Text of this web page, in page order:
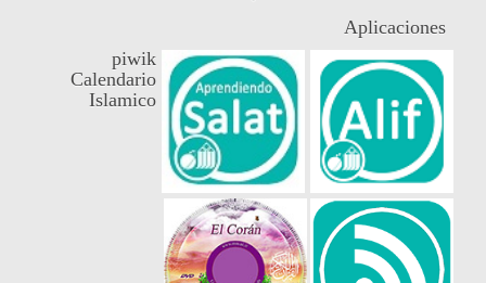
Aplicaciones
piwik
Calendario
Islamico